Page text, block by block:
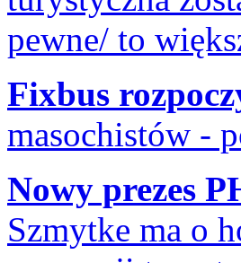
pewne/ to
Fixbus
masochistów -
Nowy prezes
Szmytke ma o